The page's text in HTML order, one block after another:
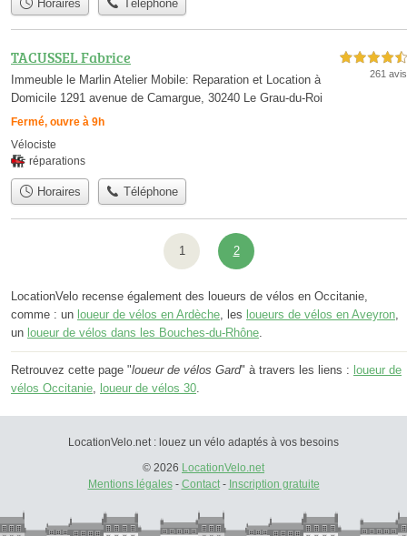
Horaires Téléphone
TACUSSEL Fabrice
Immeuble le Marlin Atelier Mobile: Reparation et Location à
Domicile 1291 avenue de Camargue, 30240 Le Grau-du-Roi
Fermé, ouvre à 9h
4,5 étoiles sur 5
261 avis
Vélociste
réparations
Horaires Téléphone
1 2
LocationVelo recense également des loueurs de vélos en Occitanie,
comme : un loueur de vélos en Ardèche , les loueurs de vélos en Aveyron
un loueur de vélos dans les Bouches-du-Rhône
Retrouvez cette page "loueur de vélos Gard" à travers les liens : loueur de
vélos Occitanie loueur de vélos 30
LocationVelo.net : louez un vélo adaptés à vos besoins
© 2026 LocationVelo.net
Mentions légales- Contact- Inscription gratuite